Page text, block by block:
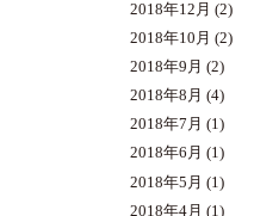
2018年12月 (2)
2018年10月 (2)
2018年9月 (2)
2018年8月 (4)
2018年7月 (1)
2018年6月 (1)
2018年5月 (1)
2018年4月 (1)